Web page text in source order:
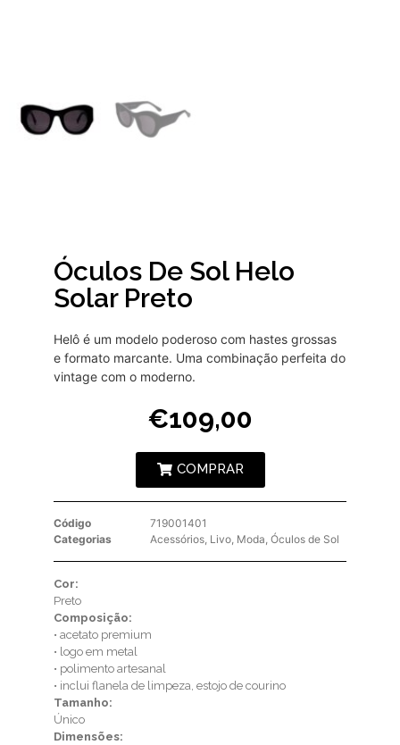
Óculos De Sol Helo
Solar Preto
Helô é um modelo poderoso com hastes grossas
e formato marcante. Uma combinação perfeita do
vintage com o moderno.
€109,00
COMPRAR
Código
719001401
Categorias
Acessórios Livo Moda Óculos de Sol
Cor:
Preto
Composição:
• acetato premium
• logo em metal
• polimento artesanal
• inclui flanela de limpeza, estojo de courino
Tamanho:
Único
Dimensões: